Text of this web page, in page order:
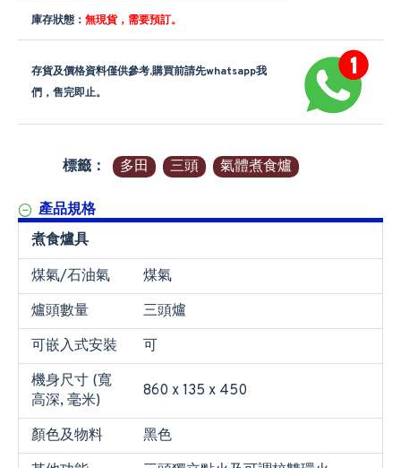
庫存狀態： 無現貨，需要預訂。
存貨及價格資料僅供參考,購買前請先whatsapp我
們，售完即止。
標籤： 多田 三頭 氣體煮食爐
產品規格
煮食爐具
煤氣/石油氣
煤氣
爐頭數量
三頭爐
可嵌入式安裝
可
機身尺寸 (寬
高深, 毫米)
860 x 135 x 450
顏色及物料
黑色